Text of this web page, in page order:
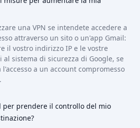
una VPN se intendete accedere a
attraverso un sito o un'app Gmail:
il vostro indirizzo IP e le vostre
sistema di sicurezza di Google, se
a un account compromesso
per prendere il controllo del mio